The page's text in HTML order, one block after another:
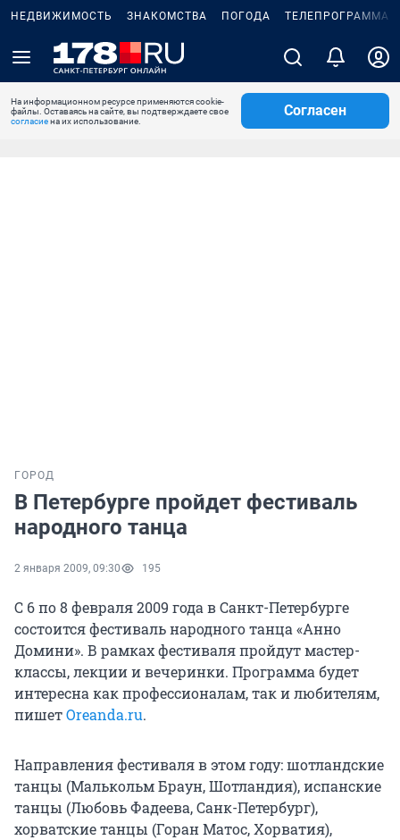
НЕДВИЖИМОСТЬ ЗНАКОМСТВА ПОГОДА ТЕЛЕПРОГРАММА
На информационном ресурсе применяются cookie-
файлы. Оставаясь на сайте, вы подтверждаете свое
согласиена их использование.
Согласен
ГОРОД
В Петербурге пройдет фестиваль
народного танца
2 января 2009, 09:30 195
С 6 по 8 февраля 2009 года в Санкт-Петербурге
состоится фестиваль народного танца «Анно
Домини». В рамках фестиваля пройдут мастер-
классы, лекции и вечеринки. Программа будет
интересна как профессионалам, так и любителям,
пишетOreanda.ru.
Направления фестиваля в этом году: шотландские
танцы (Малькольм Браун, Шотландия), испанские
танцы (Любовь Фадеева, Санк-Петербург),
хорватские танцы (Горан Матос, Хорватия),